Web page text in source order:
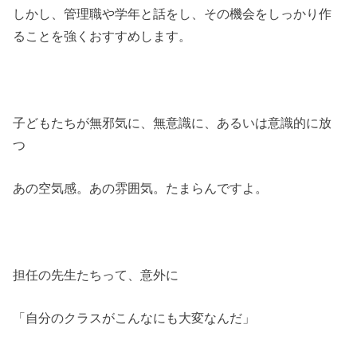
しかし、管理職や学年と話をし、その機会をしっかり作
ることを強くおすすめします。
子どもたちが無邪気に、無意識に、あるいは意識的に放
つ
あの空気感。あの雰囲気。たまらんですよ。
担任の先生たちって、意外に
「自分のクラスがこんなにも大変なんだ」